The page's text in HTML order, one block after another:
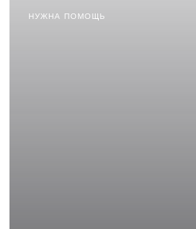
НУЖНА ПОМОЩЬ